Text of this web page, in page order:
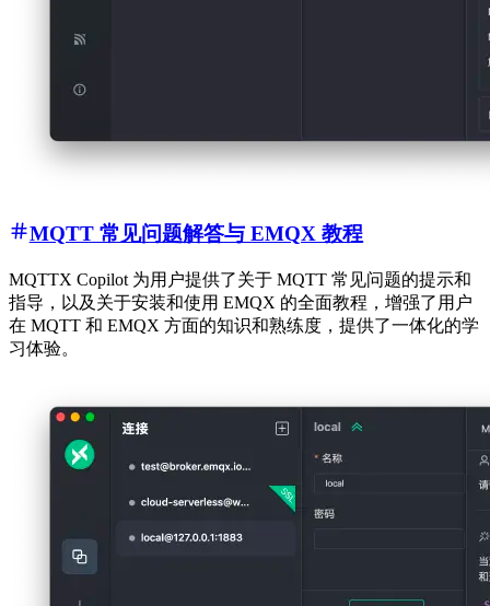
MQTT 常见问题解答与 EMQX 教程
MQTTX Copilot 为用户提供了关于 MQTT 常见问题的提示和
指导，以及关于安装和使用 EMQX 的全面教程，增强了用户
在 MQTT 和 EMQX 方面的知识和熟练度，提供了一体化的学
习体验。